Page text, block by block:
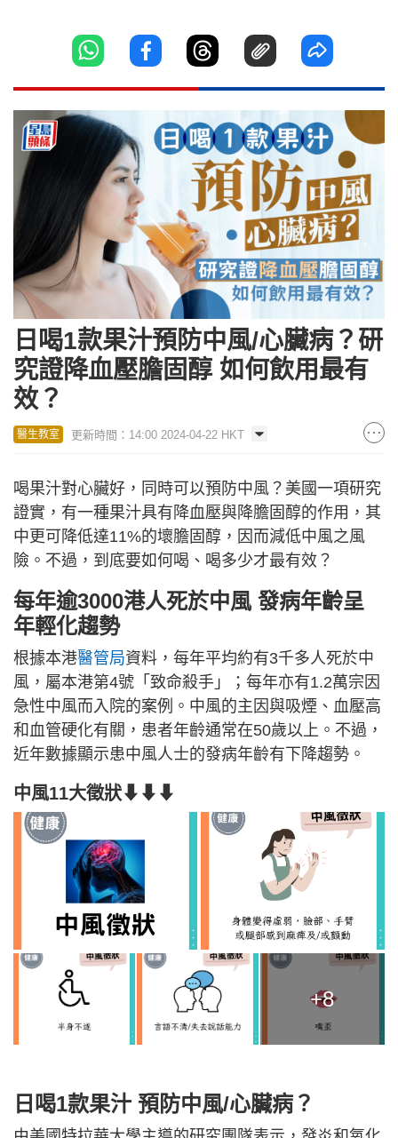
日喝1款果汁預防中風/心臟病？研
究證降血壓膽固醇 如何飲用最有
效？
醫生教室 更新時間：14:00 2024-04-22 HKT
喝果汁對心臟好，同時可以預防中風？美國一項研究
證實，有一種果汁具有降血壓與降膽固醇的作用，其
中更可降低達11%的壞膽固醇，因而減低中風之風
險。不過，到底要如何喝、喝多少才最有效？
每年逾3000港人死於中風 發病年齡呈
年輕化趨勢
根據本港醫管局資料，每年平均約有3千多人死於中
風，屬本港第4號「致命殺手」；每年亦有1.2萬宗因
急性中風而入院的案例。中風的主因與吸煙、血壓高
和血管硬化有關，患者年齡通常在50歲以上。不過，
近年數據顯示患中風人士的發病年齡有下降趨勢。
中風11大徵狀⬇⬇⬇
+8
日喝1款果汁 預防中風/心臟病？